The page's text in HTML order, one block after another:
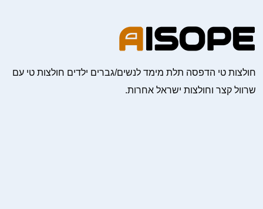
חולצות טי הדפסה תלת מימד לנשים/גברים ילדים חולצות טי עם
שרוול קצר וחולצות ישראל אחרות.